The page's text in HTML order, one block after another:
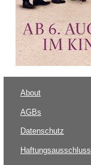
About
AGBs
Datenschutz
Haftungsausschluss